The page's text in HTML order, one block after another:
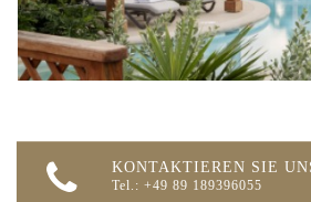
KONTAKTIEREN SIE
Tel.: +49 89 189396055